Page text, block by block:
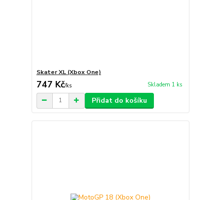
Skater XL (Xbox One)
747 Kč/ks Skladem 1 ks
Přidat do košíku